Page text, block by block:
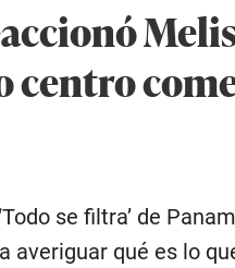
se filtra’ de
averiguar qué es lo